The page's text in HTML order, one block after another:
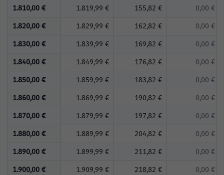
1.810,00 € 1.819,99 € 155,82 € 0,00 €
1.820,00 € 1.829,99 € 162,82 € 0,00 €
1.830,00 € 1.839,99 € 169,82 € 0,00 €
1.840,00 € 1.849,99 € 176,82 € 0,00 €
1.850,00 € 1.859,99 € 183,82 € 0,00 €
1.860,00 € 1.869,99 € 190,82 € 0,00 €
1.870,00 € 1.879,99 € 197,82 € 0,00 €
1.880,00 € 1.889,99 € 204,82 € 0,00 €
1.890,00 € 1.899,99 € 211,82 € 0,00 €
1.900,00 € 1.909,99 € 218,82 € 0,00 €